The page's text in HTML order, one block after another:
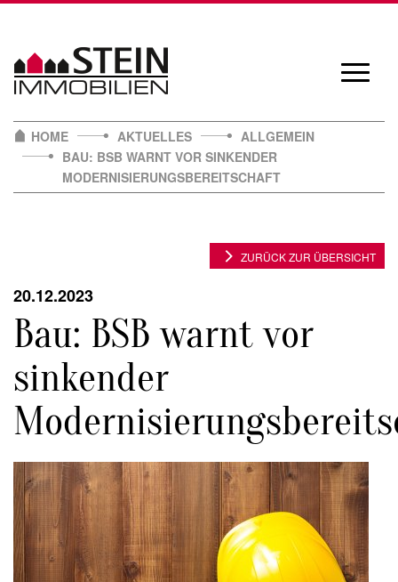
content
HOME
AKTUELLES
ALLGEMEIN
BAU: BSB WARNT VOR SINKENDER
MODERNISIERUNGSBEREITSCHAFT
20.12.2023
Bau: BSB warnt vor
sinkender
ZURÜCK ZUR ÜBERSICHT